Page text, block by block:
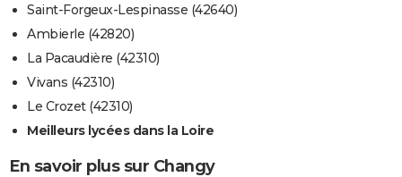
Saint-Forgeux-Lespinasse (42640)
Ambierle (42820)
La Pacaudière (42310)
Vivans (42310)
Le Crozet (42310)
Meilleurs lycées dans la Loire
En savoir plus sur Changy